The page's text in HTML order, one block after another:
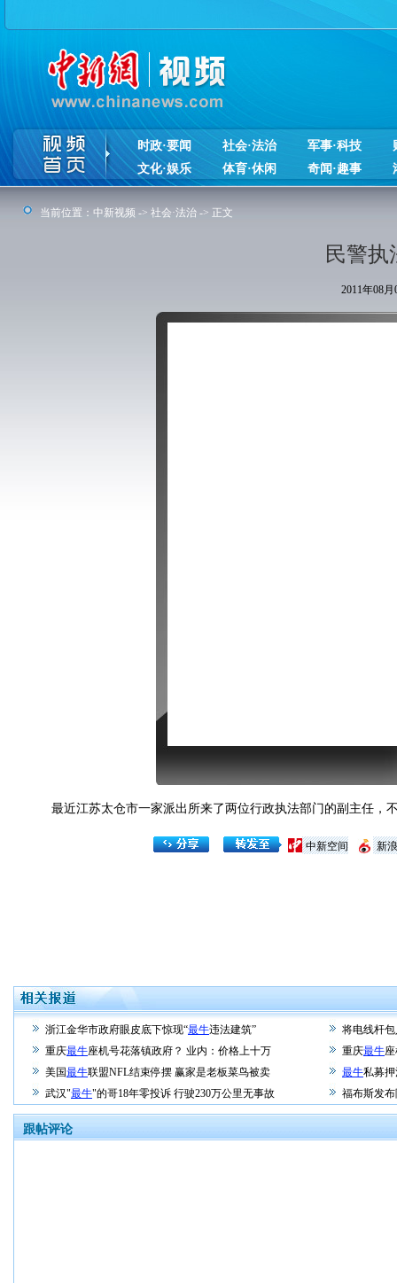
时政·要闻 社会·法治 军事·科技
文化·娱乐
体育·休闲 奇闻·趣事
当前位置： 中新视频 -> 社会·法治 -> 正文
民警执
2011年08
最近江苏太仓市一家派出所来了两位行政执法部门的副主任，
新
中新空间
浙江金华市政府眼皮底下惊现“最牛违法建筑”
将电线杆
重庆最牛座机号花落镇政府？ 业内：价格上十万 重庆最牛
美国最牛联盟NFL结束停摆 赢家是老板菜鸟被卖 最牛私募
武汉"最牛"的哥18年零投诉 行驶230万公里无事故 福布斯发
跟帖评论